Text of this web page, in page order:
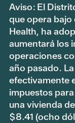
Aviso: El
que opera
Health, ha
aumentará los
operaciones
año pasado.
efectivamente
impuestos
una vivienda
$8.41 (ocho